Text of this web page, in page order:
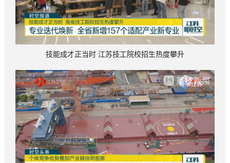
技能成才正当时 江苏技工院校招生热度攀升